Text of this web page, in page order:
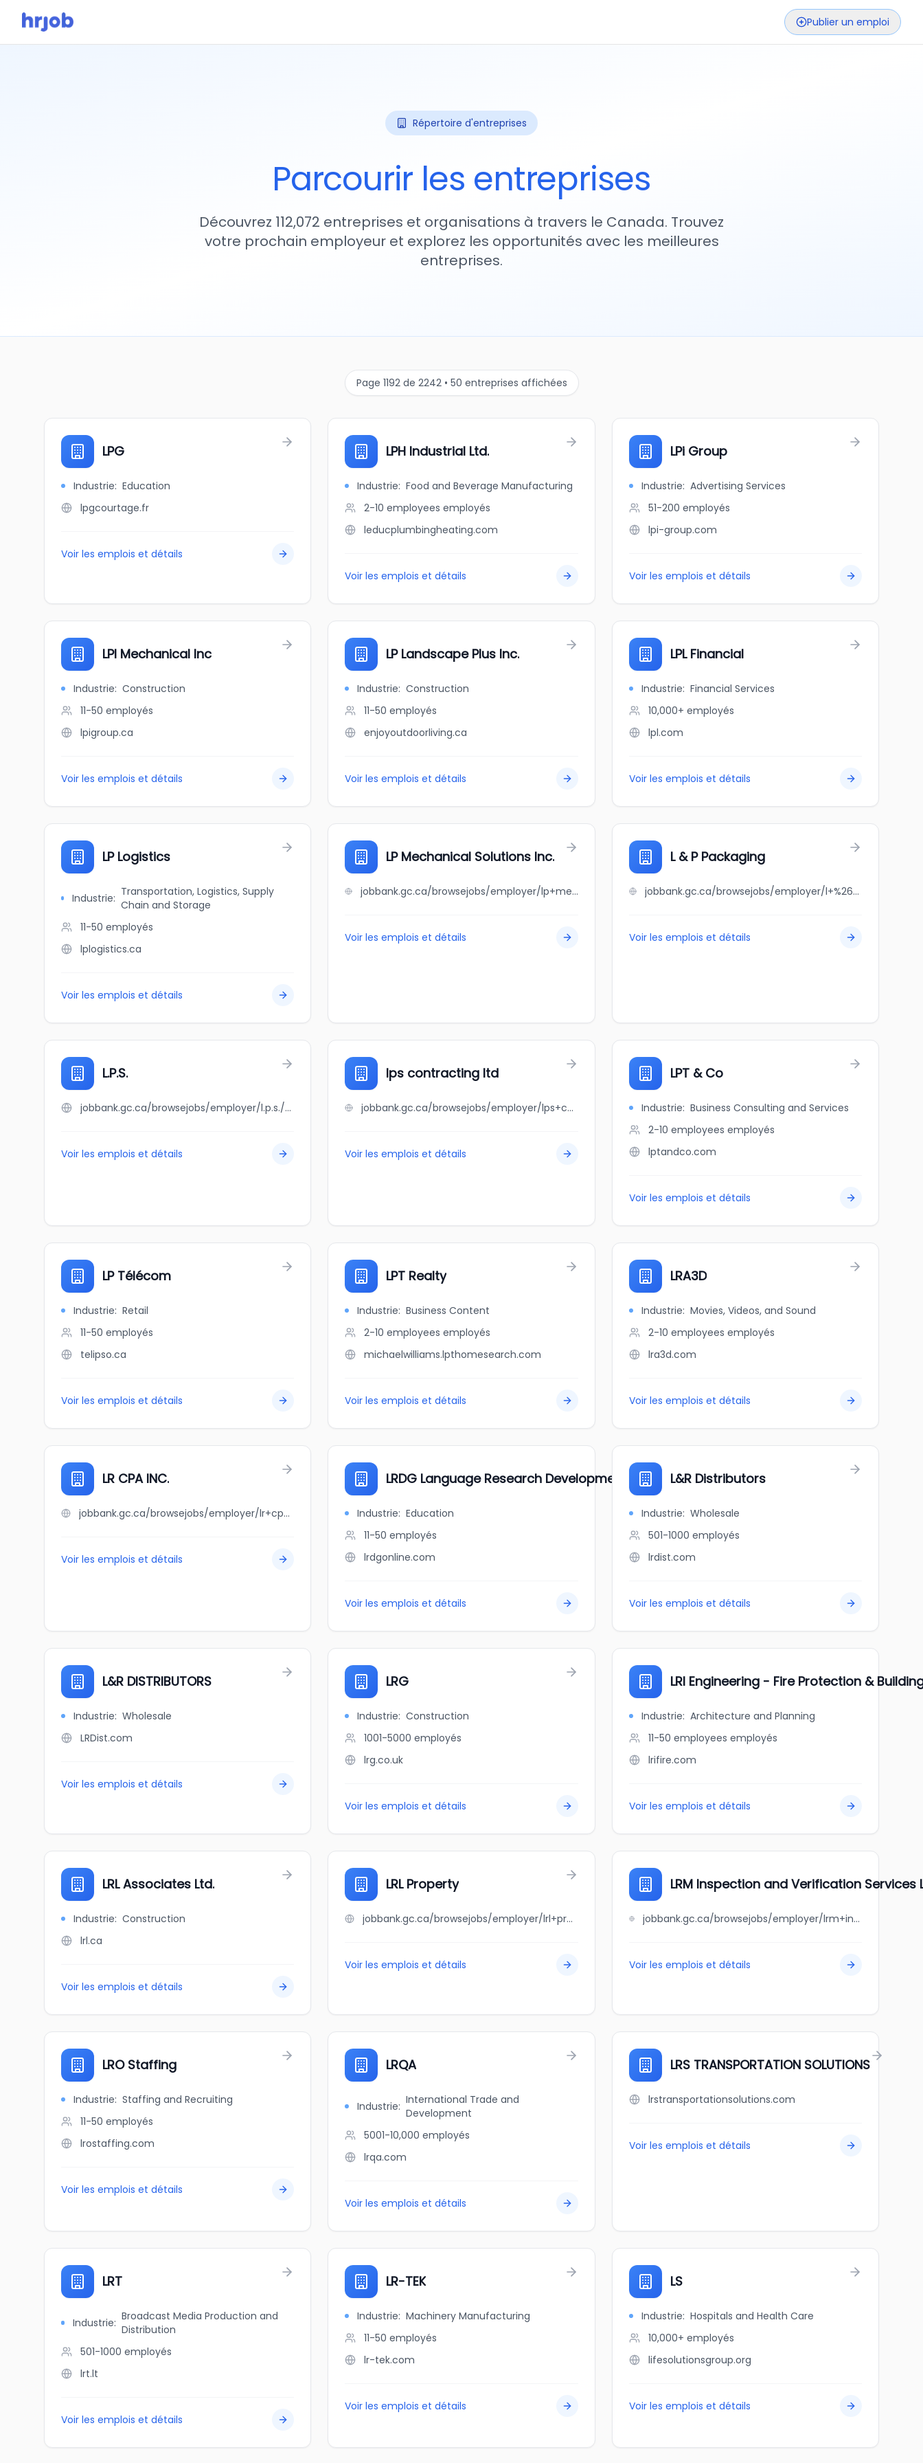
Publier un emploi
Répertoire d'entreprises
Parcourir les entreprises
Découvrez 112,072 entreprises et organisations à travers le Canada. Trouvez
votre prochain employeur et explorez les opportunités avec les meilleures
entreprises.
Page 1192 de 2242 • 50 entreprises affichées
LPG
Industrie: Education
lpgcourtage.fr
Voir les emplois et détails
LPH Industrial Ltd.
Industrie: Food and Beverage Manufacturing
2-10 employees employés
leducplumbingheating.com
Voir les emplois et détails
LPi Group
Industrie: Advertising Services
51-200 employés
lpi-group.com
Voir les emplois et détails
LPI Mechanical Inc
Industrie: Construction
11-50 employés
lpigroup.ca
Voir les emplois et détails
LP Landscape Plus Inc.
Industrie: Construction
11-50 employés
enjoyoutdoorliving.ca
Voir les emplois et détails
LPL Financial
Industrie: Financial Services
10,000+ employés
lpl.com
Voir les emplois et détails
LP Logistics
Industrie: Transportation, Logistics, Supply
Chain and Storage
11-50 employés
lplogistics.ca
Voir les emplois et détails
LP Mechanical Solutions Inc.
jobbank.gc.ca/browsejobs/employer/lp+mechanical+solutions+inc./ca
Voir les emplois et détails
L & P Packaging
jobbank.gc.ca/browsejobs/employer/l+%26+p+packaging/ca
Voir les emplois et détails
L.P.S.
jobbank.gc.ca/browsejobs/employer/l.p.s./ca
Voir les emplois et détails
lps contracting ltd
jobbank.gc.ca/browsejobs/employer/lps+contracting+ltd/ca
Voir les emplois et détails
LPT & Co
Industrie: Business Consulting and Services
2-10 employees employés
lptandco.com
Voir les emplois et détails
LP Télécom
Industrie: Retail
11-50 employés
telipso.ca
Voir les emplois et détails
LPT Realty
Industrie: Business Content
2-10 employees employés
michaelwilliams.lpthomesearch.com
Voir les emplois et détails
LRA3D
Industrie: Movies, Videos, and Sound
2-10 employees employés
lra3d.com
Voir les emplois et détails
LR CPA INC.
jobbank.gc.ca/browsejobs/employer/lr+cpa+inc./ca
Voir les emplois et détails
LRDG Language Research Development Group
Industrie: Education
11-50 employés
lrdgonline.com
Voir les emplois et détails
L&R Distributors
Industrie: Wholesale
501-1000 employés
lrdist.com
Voir les emplois et détails
L&R DISTRIBUTORS
Industrie: Wholesale
LRDist.com
Voir les emplois et détails
LRG
Industrie: Construction
1001-5000 employés
lrg.co.uk
Voir les emplois et détails
LRI Engineering - Fire Protection &
Industrie: Architecture and Planning
11-50 employees employés
lrifire.com
Voir les emplois et détails
LRL Associates Ltd.
Industrie: Construction
lrl.ca
Voir les emplois et détails
LRL Property
jobbank.gc.ca/browsejobs/employer/lrl+property/ca
Voir les emplois et détails
LRM Inspection and Verification Services
jobbank.gc.ca/browsejobs/employer/lrm+inspection+and+verification+services+ltd./ca
Voir les emplois et détails
LRO Staffing
Industrie: Staffing and Recruiting
11-50 employés
lrostaffing.com
Voir les emplois et détails
LRQA
Industrie: International Trade and
Development
5001-10,000 employés
lrqa.com
Voir les emplois et détails
LRS TRANSPORTATION SOLUTIONS
lrstransportationsolutions.com
Voir les emplois et détails
LRT
Industrie: Broadcast Media Production and
Distribution
501-1000 employés
lrt.lt
Voir les emplois et détails
LR-TEK
Industrie: Machinery Manufacturing
11-50 employés
lr-tek.com
Voir les emplois et détails
LS
Industrie: Hospitals and Health Care
10,000+ employés
lifesolutionsgroup.org
Voir les emplois et détails